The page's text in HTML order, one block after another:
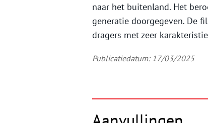
naar het buitenland. Het
generatie doorgegeven. De
dragers met zeer
Publicatiedatum: 17/03/2025